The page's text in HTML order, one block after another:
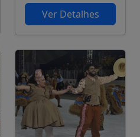
Ver Detalhes